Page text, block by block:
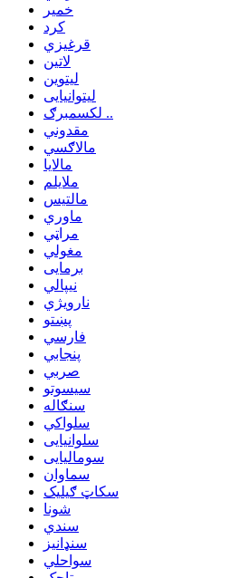
خمیر
کرد
قرغیزي
لاتین
لیتوین
لیتوانیایی
لکسمبرګ ..
مقدوني
مالاګسي
مالایا
ملایلم
مالتیس
ماوري
مراټي
مغولي
برمایی
نیپالي
نارویژي
پښتو
فارسي
پنجابي
صربي
سیسوتو
سنګاله
سلواکي
سلوانیایی
سومالیایی
سماوان
سکاټ ګیلیک
شونا
سندي
سنډانیز
سواحلي